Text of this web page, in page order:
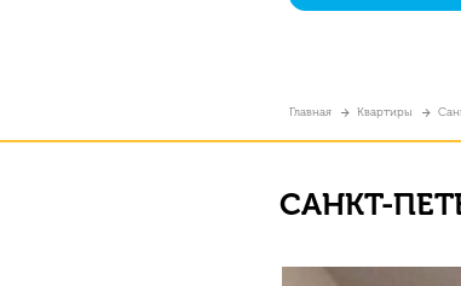
Главная Квартиры
САНКТ-